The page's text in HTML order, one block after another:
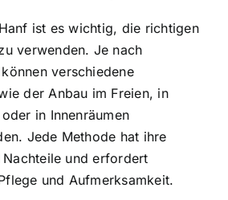
ist es wichtig, die richtigen
verwenden. Je nach
verschiedene
der Anbau im Freien, in
in Innenräumen
Jede Methode hat ihre
und erfordert
und Aufmerksamkeit.